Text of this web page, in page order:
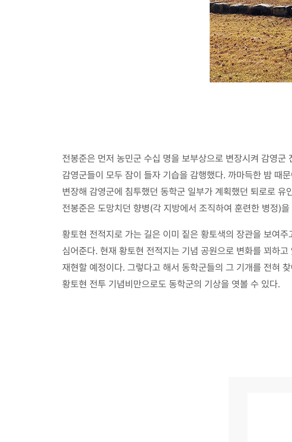
전봉준은 먼저 농민군 수십 명을 보부상으로 변장시켜 감영
감영군들이 모두 잠이 들자 기습을 감행했다. 까마득한 밤 때
변장해 감영군에 침투했던 동학군 일부가 계획했던 퇴로로
전봉준은 도망치던 향병(각 지방에서 조직하여 훈련한 병정)
황토현 전적지로 가는 길은 이미 짙은 황토색의 장관을 보여
심어준다. 현재 황토현 전적지는 기념 공원으로 변화를 꾀하
재현할 예정이다. 그렇다고 해서 동학군들의 그 기개를 전혀
황토현 전투 기념비만으로도 동학군의 기상을 엿볼 수 있다.